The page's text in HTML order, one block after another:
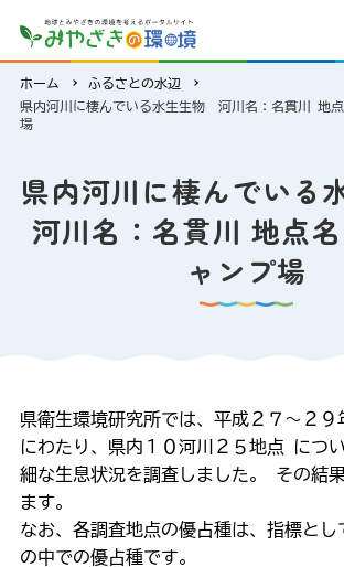
ホーム
ふるさとの水辺
県内河川に棲んでいる水生生物 河川名：名貫川 地
場
県内河川に棲んでいる
河川名：名貫川 地点
ャンプ場
県衛生環境研究所では、平成２７～２９
にわたり、県内１０河川２５地点 につ
細な生息状況を調査しました。 その結
ます。
なお、各調査地点の優占種は、指標とし
の中での優占種です。
環境白書
条例
環境関連附属機関等の概要
宮崎県環境情報センター
環境学習プログラム
みやざき環境読本～ミライへの贈り物～
こどもエコクラブ
こどもエコチャレンジ推進事業
環境教育推進校（環境森林課、義務教育課